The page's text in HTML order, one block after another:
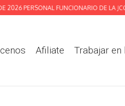
PERSONAL FUNCIONARIO DE LA
Afiliate Trabajar